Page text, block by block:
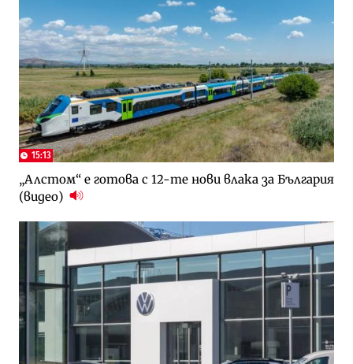
15:13
„Алстом“ е готова с 12-те нови влака за България
(видео)